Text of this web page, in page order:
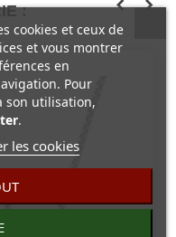
:
cookies et ceux de
et vous montrer
en
Pour
son utilisation,
.
les cookies